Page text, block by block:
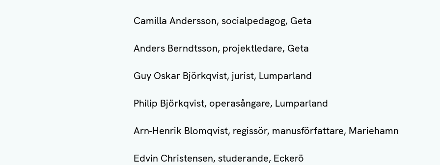
Camilla Andersson, socialpedagog, Geta
Anders Berndtsson, projektledare, Geta
Guy Oskar Björkqvist, jurist, Lumparland
Philip Björkqvist, operasångare, Lumparland
Arn-Henrik Blomqvist, regissör, manusförfattare, Mariehamn
Edvin Christensen, studerande, Eckerö